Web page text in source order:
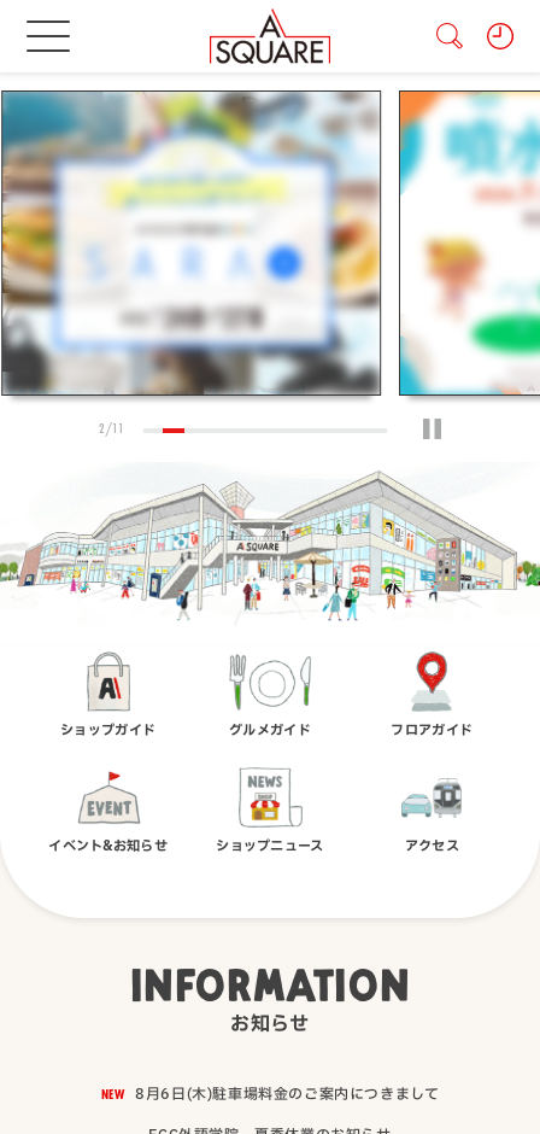
2/11
ショップガイド グルメガイド フロアガイド
イベント&お知らせ ショップニュース アクセス
INFORMATION
お知らせ
NEW 8月6日(木)駐車場料金のご案内につきまして